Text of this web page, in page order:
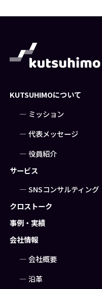
KUTSUHIMOについて
ミッション
代表メッセージ
役員紹介
サービス
SNSコンサルティング
クロストーク
事例・実績
会社情報
会社概要
沿革